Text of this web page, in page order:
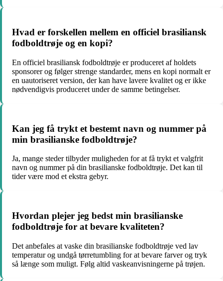
Hvad er forskellen mellem en officiel brasiliansk
fodboldtrøje og en kopi?
En officiel brasiliansk fodboldtrøje er produceret af holdets
sponsorer og følger strenge standarder, mens en kopi normalt er
en uautoriseret version, der kan have lavere kvalitet og er ikke
nødvendigvis produceret under de samme betingelser.
Kan jeg få trykt et bestemt navn og nummer på
min brasilianske fodboldtrøje?
Ja, mange steder tilbyder muligheden for at få trykt et valgfrit
navn og nummer på din brasilianske fodboldtrøje. Det kan til
tider være mod et ekstra gebyr.
Hvordan plejer jeg bedst min brasilianske
fodboldtrøje for at bevare kvaliteten?
Det anbefales at vaske din brasilianske fodboldtrøje ved lav
temperatur og undgå tørretumbling for at bevare farver og tryk
så længe som muligt. Følg altid vaskeanvisningerne på trøjen.